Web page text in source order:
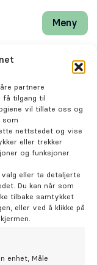
partnere
tilgang til
vil tillate oss og
som
nettstedet og vise
eller trekker
og funksjoner
eller ta detaljerte
Du kan når som
tilbake samtykket
eller ved å klikke på
enhet, Måle
Meny
Lukk